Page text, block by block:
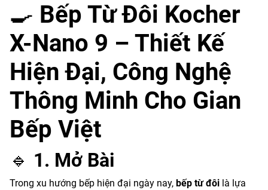
🍳 Bếp Từ Đôi Kocher
X-Nano 9 – Thiết Kế
Hiện Đại, Công Nghệ
Thông Minh Cho Gian
Bếp Việt
🔹 1. Mở Bài
Trong xu hướng bếp hiện đại ngày nay, bếp từ đôi là lựa